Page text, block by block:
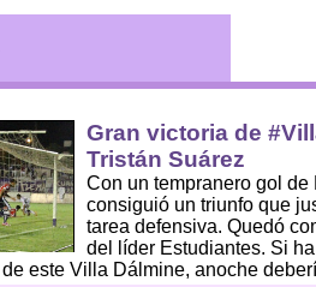
Gran victoria de
Tristán Suárez
Con un tempranero gol
consiguió un triunfo que
tarea defensiva. Quedó
del líder Estudiantes. Si
de este Villa Dálmine, anoche